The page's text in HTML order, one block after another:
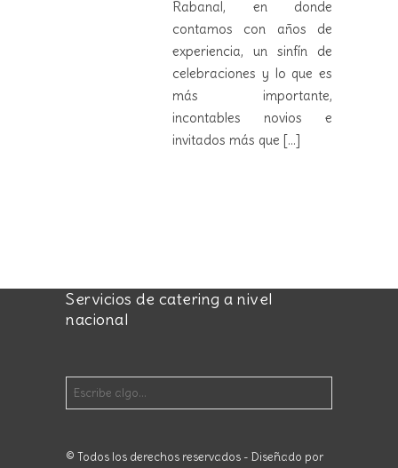
Rabanal, en donde
contamos con años de
experiencia, un sinfín de
celebraciones y lo que es
más importante,
incontables novios e
invitados más que [...]
Servicios de catering a nivel
nacional
© Todos los derechos reservados - Diseñado por